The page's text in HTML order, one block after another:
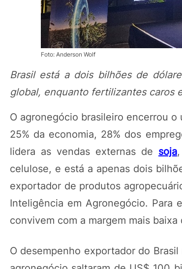
Foto: Anderson Wolf
Brasil está a dois bilhões de
global, enquanto fertilizantes caros
O agronegócio brasileiro encerrou
25% da economia, 28% dos
lidera as vendas externas de soja,
celulose, e está a apenas dois
exportador de produtos
Inteligência em Agronegócio. Para
convivem com a margem mais
O desempenho exportador do